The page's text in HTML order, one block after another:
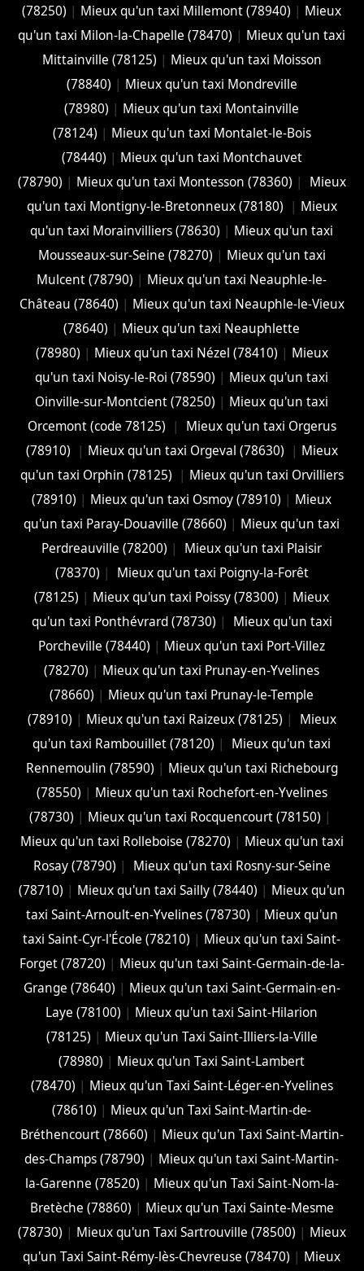
(78250) | Mieux qu'un taxi Millemont (78940) | Mieux
qu'un taxi Milon-la-Chapelle (78470) | Mieux qu'un taxi
Mittainville (78125) | Mieux qu'un taxi Moisson
(78840) | Mieux qu'un taxi Mondreville
(78980) | Mieux qu'un taxi Montainville
(78124) | Mieux qu'un taxi Montalet-le-Bois
(78440) | Mieux qu'un taxi Montchauvet
(78790) | Mieux qu'un taxi Montesson (78360) |
Mieux
qu'un taxi Montigny-le-Bretonneux (78180)
| Mieux
qu'un taxi Morainvilliers (78630) | Mieux qu'un taxi
Mousseaux-sur-Seine (78270) | Mieux qu'un taxi
Mulcent (78790) | Mieux qu'un taxi Neauphle-le-
Château (78640) | Mieux qu'un taxi Neauphle-le-Vieux
(78640) | Mieux qu'un taxi Neauphlette
(78980) | Mieux qu'un taxi Nézel (78410) | Mieux
qu'un taxi Noisy-le-Roi (78590) | Mieux qu'un taxi
Oinville-sur-Montcient (78250) | Mieux qu'un taxi
Orcemont (code 78125)
|
Mieux qu'un taxi Orgerus
(78910)
| Mieux qu'un taxi Orgeval (78630) | Mieux
qu'un taxi Orphin (78125)
| Mieux qu'un taxi Orvilliers
(78910) | Mieux qu'un taxi Osmoy (78910) | Mieux
qu'un taxi Paray-Douaville (78660) | Mieux qu'un taxi
Perdreauville (78200) |
Mieux qu'un taxi Plaisir
(78370) |
Mieux qu'un taxi Poigny-la-Forêt
(78125) | Mieux qu'un taxi Poissy (78300) | Mieux
qu'un taxi Ponthévrard (78730) |
Mieux qu'un taxi
Porcheville (78440) | Mieux qu'un taxi Port-Villez
(78270) | Mieux qu'un taxi Prunay-en-Yvelines
(78660) | Mieux qu'un taxi Prunay-le-Temple
(78910) | Mieux qu'un taxi Raizeux (78125) |
Mieux
qu'un taxi Rambouillet (78120) |
Mieux qu'un taxi
Rennemoulin (78590) | Mieux qu'un taxi Richebourg
(78550) | Mieux qu'un taxi Rochefort-en-Yvelines
(78730) | Mieux qu'un taxi Rocquencourt (78150) |
Mieux qu'un taxi Rolleboise (78270) | Mieux qu'un taxi
Rosay (78790) |
Mieux qu'un taxi Rosny-sur-Seine
(78710) | Mieux qu'un taxi Sailly (78440) | Mieux qu'un
taxi Saint-Arnoult-en-Yvelines (78730) | Mieux qu'un
taxi Saint-Cyr-l'École (78210) | Mieux qu'un taxi Saint-
Forget (78720) | Mieux qu'un taxi Saint-Germain-de-la-
Grange (78640) | Mieux qu'un taxi Saint-Germain-en-
Laye (78100) | Mieux qu'un taxi Saint-Hilarion
(78125) | Mieux qu'un Taxi Saint-Illiers-la-Ville
(78980) | Mieux qu'un Taxi Saint-Lambert
(78470) | Mieux qu'un Taxi Saint-Léger-en-Yvelines
(78610) | Mieux qu'un Taxi Saint-Martin-de-
Bréthencourt (78660) | Mieux qu'un Taxi Saint-Martin-
des-Champs (78790) | Mieux qu'un taxi Saint-Martin-
la-Garenne (78520) | Mieux qu'un Taxi Saint-Nom-la-
Bretèche (78860) | Mieux qu'un Taxi Sainte-Mesme
(78730) | Mieux qu'un Taxi Sartrouville (78500) | Mieux
qu'un Taxi Saint-Rémy-lès-Chevreuse (78470) | Mieux